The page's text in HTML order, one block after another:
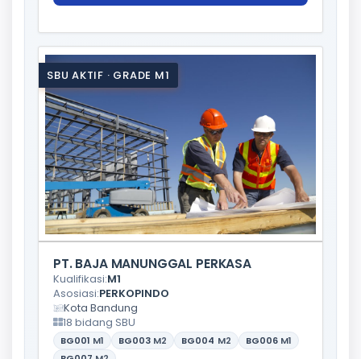
SBU AKTIF · GRADE M1
PT. BAJA MANUNGGAL PERKASA
Kualifikasi:M1
Asosiasi:PERKOPINDO
Kota Bandung
18 bidang SBU
BG001 M1 BG003 M2 BG004 M2 BG006 M1